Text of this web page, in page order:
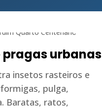
pragas urbanas
insetos rasteiros e
pulga,
Baratas, ratos,